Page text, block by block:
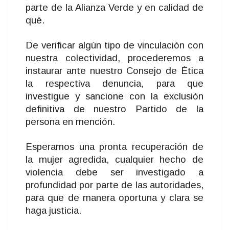
parte de la Alianza Verde y en calidad de
qué.
De verificar algún tipo de vinculación con
nuestra colectividad, procederemos a
instaurar ante nuestro Consejo de Ética
la respectiva denuncia, para que
investigue y sancione con la exclusión
definitiva de nuestro Partido de la
persona en mención.
Esperamos una pronta recuperación de
la mujer agredida, cualquier hecho de
violencia debe ser investigado a
profundidad por parte de las autoridades,
para que de manera oportuna y clara se
haga justicia.